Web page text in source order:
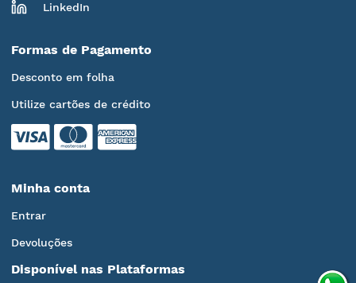
LinkedIn
Formas de Pagamento
Desconto em folha
Utilize cartões de crédito
Minha conta
Entrar
Devoluções
Disponível nas Plataformas